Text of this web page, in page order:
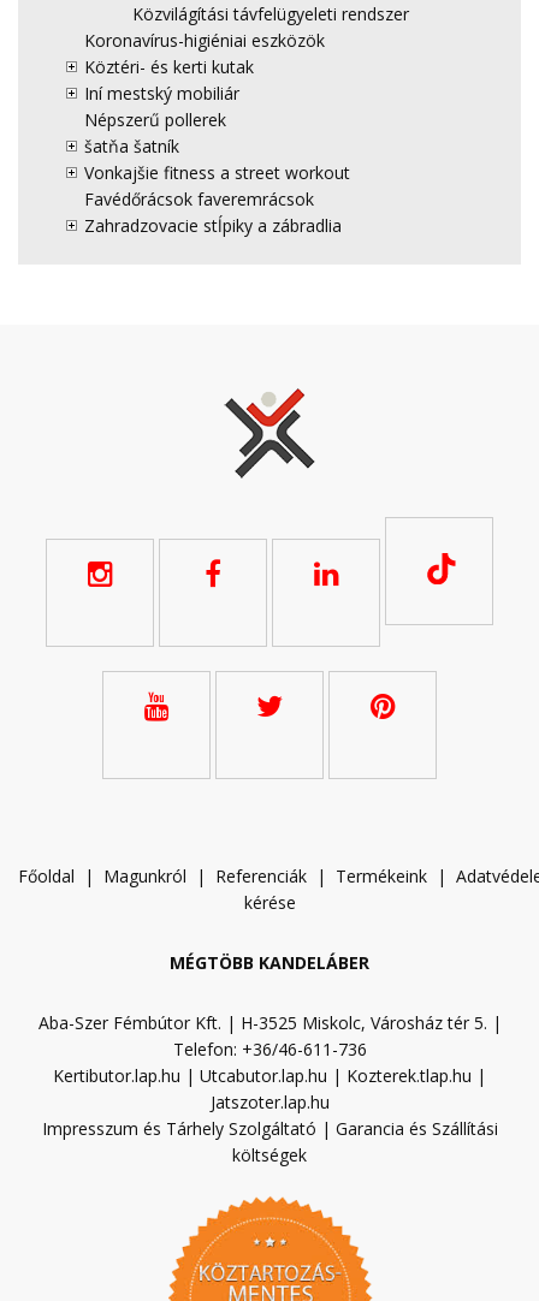
Közvilágítási távfelügyeleti rendszer
Koronavírus-higiéniai eszközök
Köztéri- és kerti kutak
Iní mestský mobiliár
Népszerű pollerek
šatňa šatník
Vonkajšie fitness a street workout
Favédőrácsok faveremrácsok
Zahradzovacie stĺpiky a zábradlia
Főoldal | Magunkról | Referenciák | Termékeink | A
kérése
MÉGTÖBB KANDELÁBER
Aba-Szer Fémbútor Kft. | H-3525 Miskolc, Városház tér 5. |
Telefon: +36/46-611-736
Kertibutor.lap.hu | Utcabutor.lap.hu | Kozterek.tlap.hu |
Jatszoter.lap.hu
Impresszum és Tárhely Szolgáltató | Garancia és Szállítási
költségek